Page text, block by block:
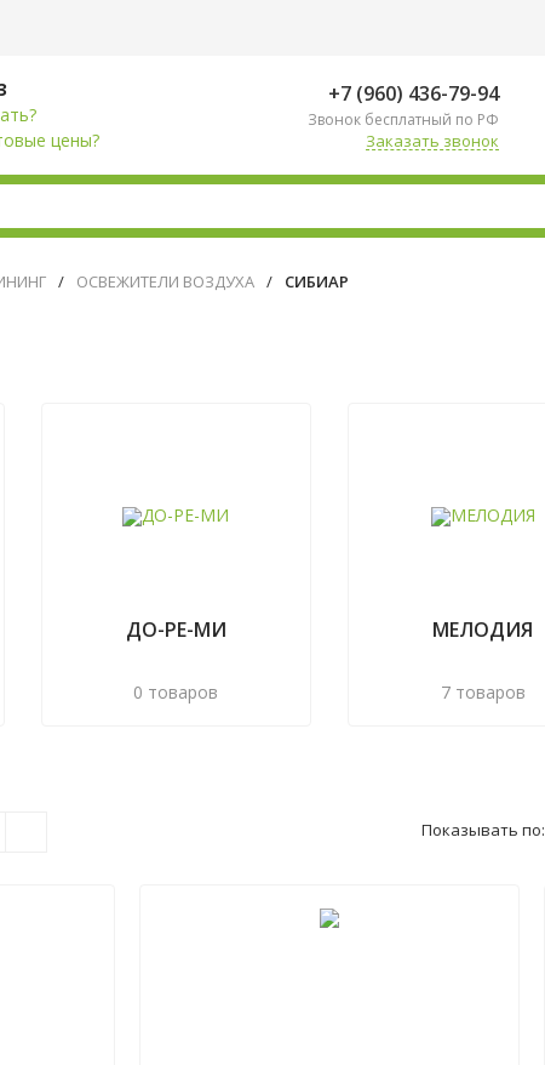
цены?
+7 (960) 436-79-94
Звонок бесплатный по РФ
Заказать звонок
/ ОСВЕЖИТЕЛИ ВОЗДУХА / СИБИАР
ДО-РЕ-МИ
0 товаров
МЕЛОДИЯ
7 товаров
Показывать по: